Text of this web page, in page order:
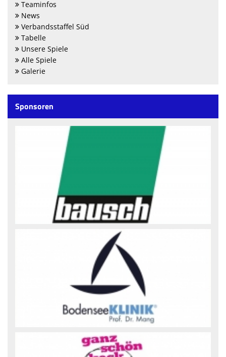
Teaminfos
News
Verbandsstaffel Süd
Tabelle
Unsere Spiele
Alle Spiele
Galerie
Sponsoren